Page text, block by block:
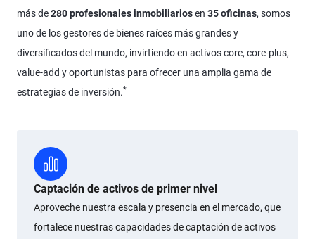
más de280 profesionales inmobiliariosen 35 oficinas, somos
uno de los gestores de bienes raíces más grandes y
diversificados del mundo, invirtiendo en activos core, core-plus,
value-add y oportunistas para ofrecer una amplia gama de
estrategias de inversión.*
Captación de activos de primer nivel
Aproveche nuestra escala y presencia en el mercado, que
fortalece nuestras capacidades de captación de activos